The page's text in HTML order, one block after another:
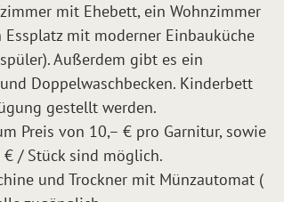
mit Ehebett, ein Wohnzimmer
mit moderner Einbauküche
Außerdem gibt es ein
Doppelwaschbecken. Kinderbett
gestellt werden.
Preis von 10,– € pro Garnitur, sowie
/ Stück sind möglich.
und Trockner mit Münzautomat (